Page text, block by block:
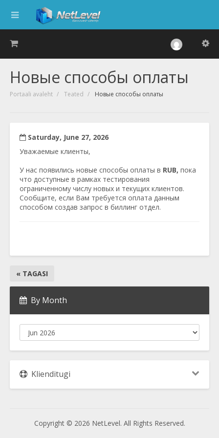
Новые способы оплаты
Portaali avaleht Teated Новые способы оплаты
Saturday, June 27, 2026
Уважаемые клиенты,
У нас появились новые способы оплаты в RUB, пока
что доступные в рамках тестирования
ограниченному числу новых и текущих клиентов.
Сообщите, если Вам требуется оплата данным
способом создав запрос в биллинг отдел.
« TAGASI
By Month
Klienditugi
Copyright © 2026 NetLevel. All Rights Reserved.